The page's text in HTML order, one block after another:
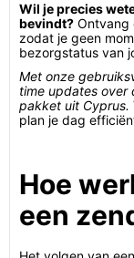
Wil je precies
bevindt? Ontvang
zodat je geen
bezorgstatus van
Met onze
time updates over
pakket uit Cyprus.
plan je dag
Hoe
een